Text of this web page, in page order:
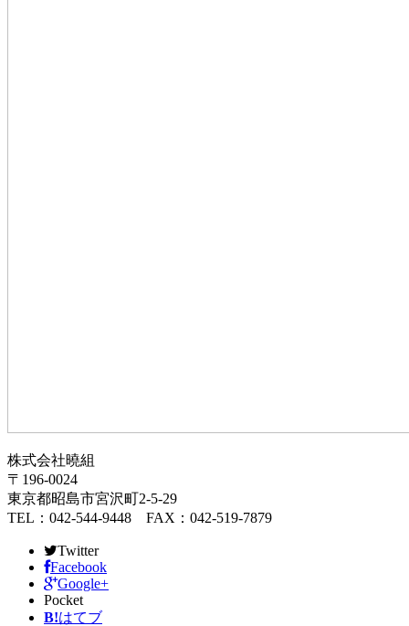
株式会社曉組
〒196-0024
東京都昭島市宮沢町2-5-29
TEL：042-544-9448 FAX：042-519-7879
Twitter
Facebook
Google+
Pocket
B!はてブ